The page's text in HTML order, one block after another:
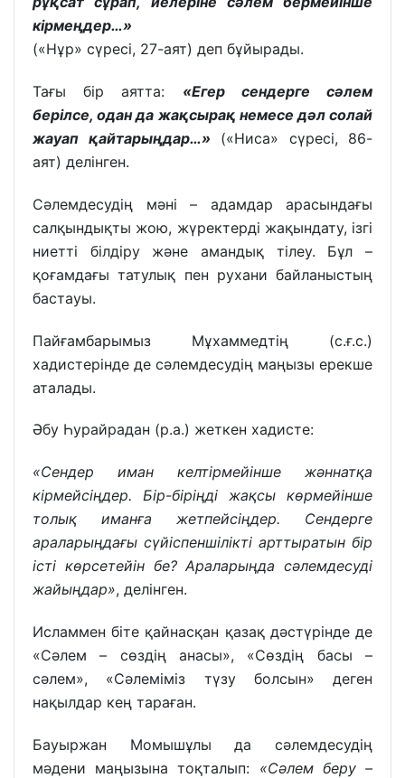
кірмеңдер…»
(«Нұр» сүресі, 27-аят) деп бұйырады.
Тағы бір аятта: «Егер сендерге сәлем
берілсе, одан да жақсырақ немесе дәл солай
жауап қайтарыңдар…» («Ниса» сүресі, 86-
аят) делінген.
Сәлемдесудің мәні – адамдар арасындағы
салқындықты жою, жүректерді жақындату, ізгі
ниетті білдіру және амандық тілеу. Бұл –
қоғамдағы татулық пен рухани байланыстың
бастауы.
Пайғамбарымыз Мұхаммедтің (с.ғ.с.)
хадистерінде де сәлемдесудің маңызы ерекше
аталады.
Әбу Һурайрадан (р.а.) жеткен хадисте:
«Сендер иман келтірмейінше жәннатқа
кірмейсіңдер. Бір-біріңді жақсы көрмейінше
толық иманға жетпейсіңдер. Сендерге
араларыңдағы сүйіспеншілікті арттыратын бір
істі көрсетейін бе? Араларыңда сәлемдесуді
жайыңдар», делінген.
Исламмен біте қайнасқан қазақ дәстүрінде де
«Сәлем – сөздің анасы», «Сөздің басы –
сәлем», «Сәлеміміз түзу болсын» деген
нақылдар кең тараған.
Бауыржан Момышұлы да сәлемдесудің
мәдени маңызына тоқталып: «Сәлем беру –